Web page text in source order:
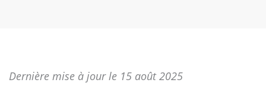
Dernière mise à jour le 15 août 2025